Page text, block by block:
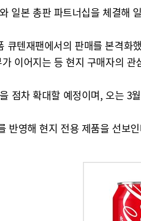
일본 총판 파트너십을 체결해
텐재팬에서의 판매를 본격화
이어지는 등 현지 구매자의 관
점차 확대할 예정이며, 오는
반영해 현지 전용 제품을 선보